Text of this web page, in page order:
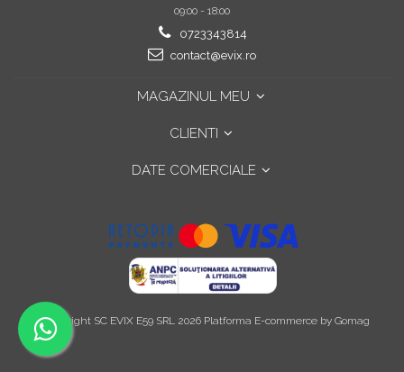
09:00 - 18:00
0723343814
contact@evix.ro
MAGAZINUL MEU
CLIENTI
DATE COMERCIALE
©Copyright SC EVIX E59 SRL 2026 Platforma E-commerce by Gomag